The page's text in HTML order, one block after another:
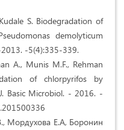
S. Biodegradation of
demolyticum
-5(4):335-339.
A., Munis M.F., Rehman
of chlorpyrifos by
Basic Microbiol. - 2016. -
Мордухова Е.А, Боронин